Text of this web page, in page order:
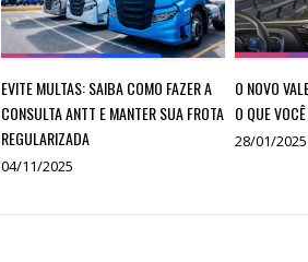
EVITE MULTAS: SAIBA COMO FAZER A
CONSULTA ANTT E MANTER SUA FROTA
REGULARIZADA
04/11/2025
O NOVO
O QUE
28/01/2025